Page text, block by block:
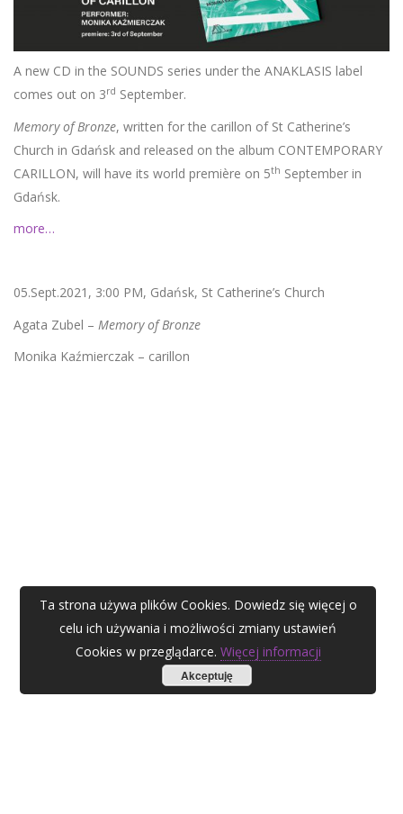
A new CD in the SOUNDS series under the ANAKLASIS label
comes out on 3rd September.
Memory of Bronze, written for the carillon of St Catherine’s
Church in Gdańsk and released on the album CONTEMPORARY
CARILLON, will have its world première on 5th September in
Gdańsk.
more…
05.Sept.2021, 3:00 PM, Gdańsk, St Catherine’s Church
Agata Zubel – Memory of Bronze
Monika Kaźmierczak – carillon
Ta strona używa plików Cookies. Dowiedz się więcej o
celu ich używania i możliwości zmiany ustawień
Cookies w przeglądarce. Więcej informacji
Akceptuję